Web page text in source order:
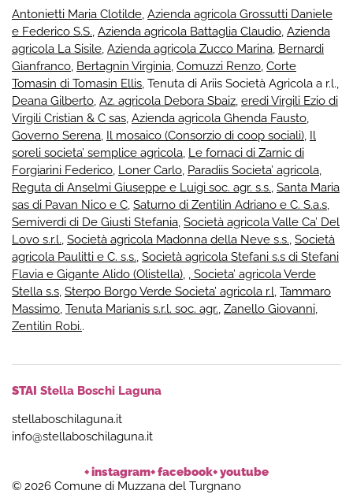
Antonietti Maria Clotilde, Azienda agricola Grossutti Daniele
e Federico S.S., Azienda agricola Battaglia Claudio, Azienda
agricola La Sisile, Azienda agricola Zucco Marina, Bernardi
Gianfranco, Bertagnin Virginia, Comuzzi Renzo, Corte
Tomasin di Tomasin Ellis, Tenuta di Ariis Società Agricola a r.l.,
Deana Gilberto, Az. agricola Debora Sbaiz, eredi Virgili Ezio di
Virgili Cristian & C sas, Azienda agricola Ghenda Fausto,
Governo Serena, Il mosaico (Consorzio di coop sociali), Il
soreli societa’ semplice agricola, Le fornaci di Zarnic di
Forgiarini Federico, Loner Carlo, Paradiis Societa’ agricola,
Reguta di Anselmi Giuseppe e Luigi soc. agr. s.s., Santa Maria
sas di Pavan Nico e C, Saturno di Zentilin Adriano e C. S.a.s,
Semiverdi di De Giusti Stefania, Società agricola Valle Ca’ Del
Lovo s.r.l., Società agricola Madonna della Neve s.s., Società
agricola Paulitti e C. s.s., Società agricola Stefani s.s di Stefani
Flavia e Gigante Alido (Olistella), , Societa’ agricola Verde
Stella s.s, Sterpo Borgo Verde Societa’ agricola r.l, Tammaro
Massimo, Tenuta Marianis s.r.l. soc. agr., Zanello Giovanni,
Zentilin Robi..
STAI Stella Boschi Laguna
stellaboschilaguna.it
info@stellaboschilaguna.it
+ instagram+ facebook+ youtube
© 2026 Comune di Muzzana del Turgnano